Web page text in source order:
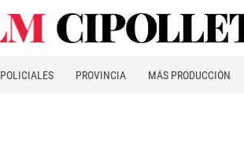
POLICIALES PROVINCIA MÁS PRODUCCIÓN